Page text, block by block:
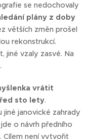
se nedochovaly
plány z doby
větších změn prošel
rekonstrukcí.
jiné vzaly zasvé. Na
vrátit
sto lety.
jiné janovické zahrady
o návrh předního
Cílem není vytvořit